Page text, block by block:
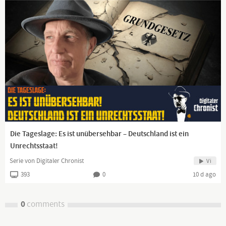
Die Tageslage: Es ist unübersehbar – Deutschland ist ein
Unrechtsstaat!
Serie von Digitaler Chronist Vi
393 0 10 d ago
0comments